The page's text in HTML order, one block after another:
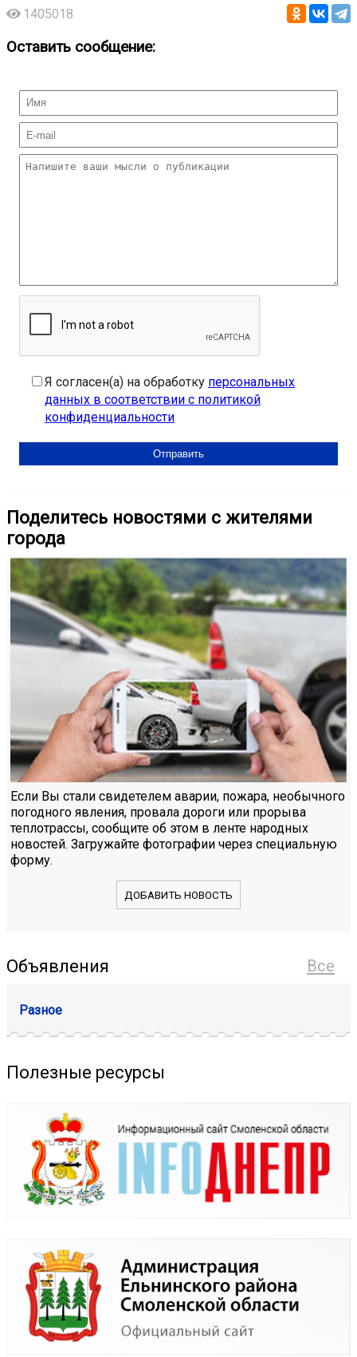
1405018
Оставить сообщение:
Я согласен(а) на обработку персональных
данных в соответствии с политикой
конфиденциальности
Поделитесь новостями с жителями
города
Если Вы стали свидетелем аварии, пожара, необычного
погодного явления, провала дороги или прорыва
теплотрассы, сообщите об этом в ленте народных
новостей. Загружайте фотографии через специальную
форму.
ДОБАВИТЬ НОВОСТЬ
Все
Объявления
Разное
Полезные ресурсы